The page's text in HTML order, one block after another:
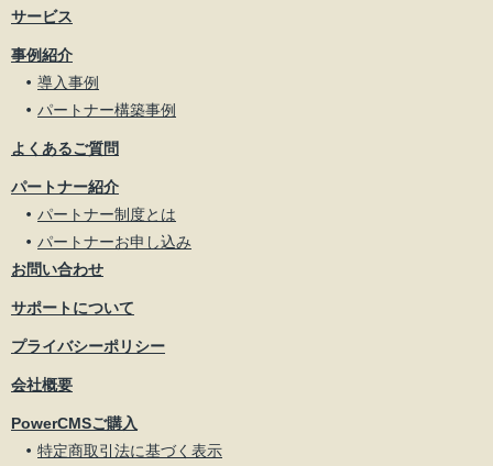
サービス
事例紹介
導入事例
パートナー構築事例
よくあるご質問
パートナー紹介
パートナー制度とは
パートナーお申し込み
お問い合わせ
サポートについて
プライバシーポリシー
会社概要
PowerCMSご購入
特定商取引法に基づく表示